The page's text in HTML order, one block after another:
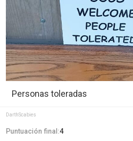
Personas toleradas
DarthScabies
Puntuación final:4